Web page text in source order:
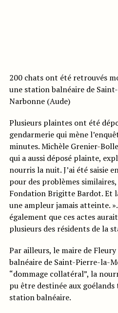
200 chats ont été retrouvés
une station balnéaire de
Narbonne (Aude)
Plusieurs plaintes ont été
gendarmerie qui mène
minutes. Michèle Grenier-
qui a aussi déposé plainte,
nourris la nuit. J’ai été saisie
pour des problèmes
Fondation Brigitte Bardot. Et
une ampleur jamais atteinte.
également que ces actes
plusieurs des résidents de la
Par ailleurs, le maire de
balnéaire de Saint-Pierre-la-
“dommage collatéral”, la
pu être destinée aux
station balnéaire.